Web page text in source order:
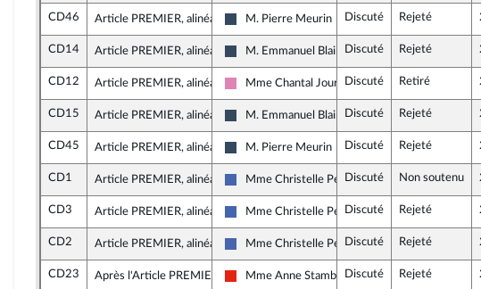
CD46 Article PREMIER, alinéa 16
Rassemblement National
M. Pierre Meurin Discuté Rejeté
CD14 Article PREMIER, alinéa 16
Rassemblement National
M. Emmanuel BlairyDiscuté Rejeté
CD12 Article PREMIER, alinéa 16
Socialistes et apparentés
Mme Chantal JourdanDiscuté Retiré
CD15 Article PREMIER, alinéa 16
Rassemblement National
M. Emmanuel BlairyDiscuté Rejeté
CD45 Article PREMIER, alinéa 16
Rassemblement National
M. Pierre Meurin Discuté Rejeté
CD1 Article PREMIER, alinéa 16
Les Républicains
Mme Christelle PetexDiscuté Non soutenu
CD3 Article PREMIER, alinéa 16
Les Républicains
Mme Christelle PetexDiscuté Rejeté
CD2 Article PREMIER, alinéa 16
Les Républicains
Mme Christelle PetexDiscuté Rejeté
CD23 Après l'Article PREMIER
La France insoumise - Nouvelle Union Populaire
Mme Anne Stambach-Terrenoir
Discuté Rejeté